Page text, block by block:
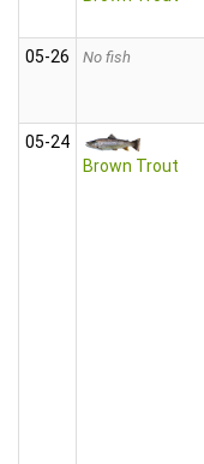
05‑26 No fish
05‑24
Brown Trout